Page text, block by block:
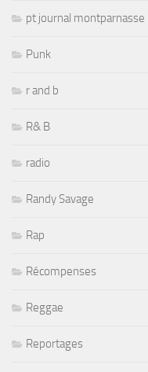
pt journal montparnasse
Punk
r and b
R& B
radio
Randy Savage
Rap
Récompenses
Reggae
Reportages